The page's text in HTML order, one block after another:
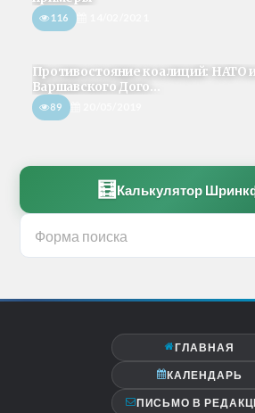
116
Противостояние коалиций: НАТО
Варшавского Дого...
89
🧮 Калькулятор
ГЛАВНАЯ
КАЛЕНДАРЬ
ПИСЬМО В